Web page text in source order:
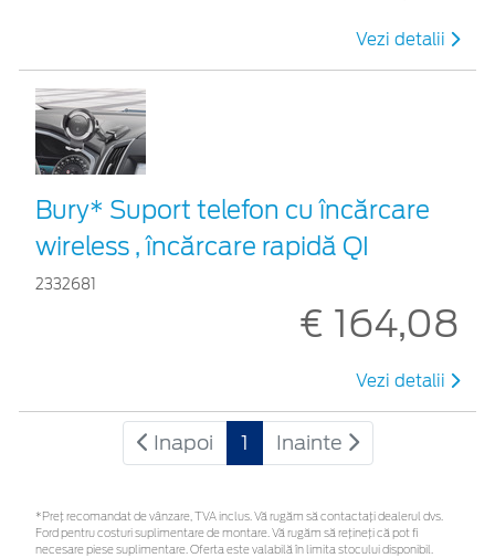
Vezi detalii
Bury* Suport telefon cu încărcare
wireless , încărcare rapidă QI
2332681
€ 164,08
Vezi detalii
Inapoi 1 Inainte
*Preţ recomandat de vânzare, TVA inclus. Vă rugăm să contactaţi dealerul dvs.
Ford pentru costuri suplimentare de montare. Vă rugăm să rețineți că pot fi
necesare piese suplimentare. Oferta este valabilă în limita stocului disponibil.